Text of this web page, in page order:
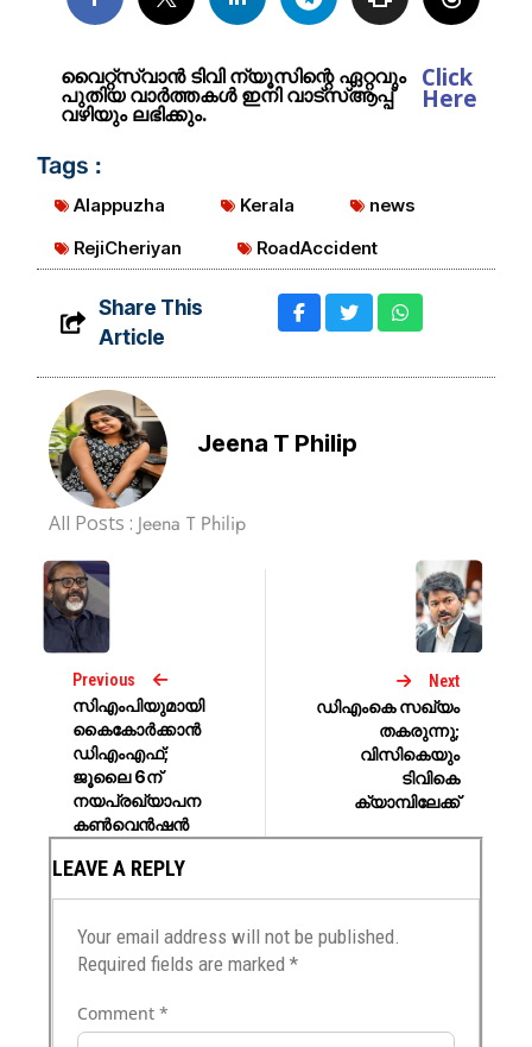
വൈറ്റ്സ്വാൻ ടിവി ന്യൂസിന്റെ ഏറ്റവും
പുതിയ വാർത്തകൾ ഇനി വാട്സ്ആപ്പ്
വഴിയും ലഭിക്കും.
Click
Here
Tags :
Alappuzha Kerala
news
RejiCheriyan
RoadAccident
Share This
Article
Jeena T Philip
All Posts : Jeena T Philip
Previous
സിഎംപിയുമായി
കൈകോര്‍ക്കാന്‍
ഡിഎംഎഫ്;
ജൂലൈ 6ന്
നയപ്രഖ്യാപന
കൺവെൻഷൻ
Next
ഡിഎംകെ സഖ്യം
തകരുന്നു;
വിസികെയും
ടിവികെ
ക്യാമ്പിലേക്ക്
LEAVE A REPLY
Your email address will not be published.
Required fields are marked*
Comment*